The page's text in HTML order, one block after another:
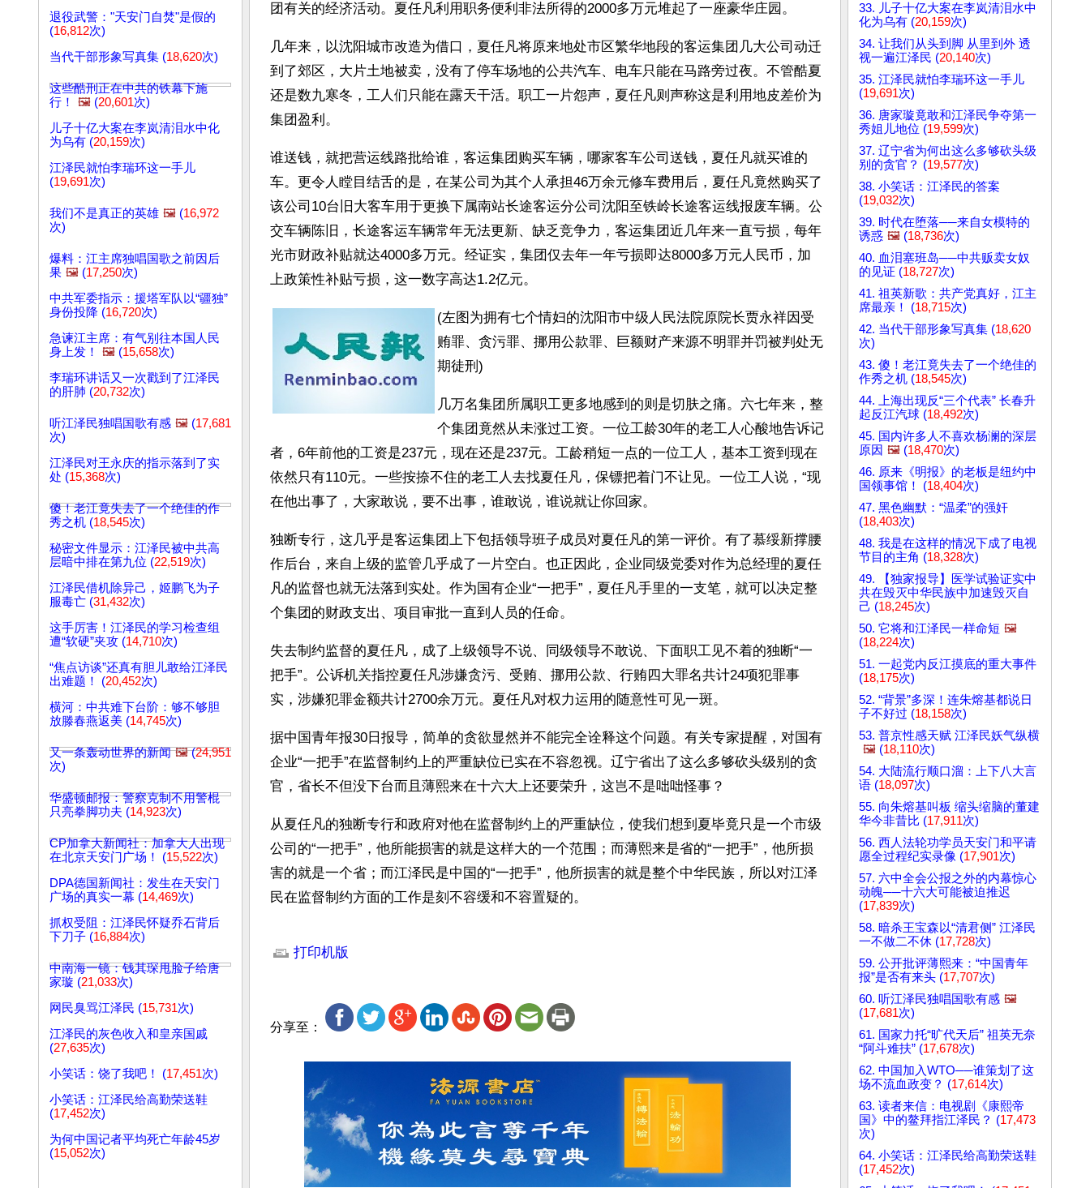
退役武警："天安门自焚"是假的
(16,812次)
当代干部形象写真集 (18,620次)
这些酷刑正在中共的铁幕下施
行！
🖼️ (20,601次)
儿子十亿大案在李岚清泪水中化
为乌有 (20,159次)
江泽民就怕李瑞环这一手儿
(19,691次)
我们不是真正的英雄 🖼️ (16,972
次)
爆料：江主席独唱国歌之前因后
果 🖼️ (17,250次)
中共军委指示：援塔军队以“疆独”
身份投降 (16,720次)
急谏江主席：有气别往本国人民
身上发！
🖼️ (15,658次)
李瑞环讲话又一次戳到了江泽民
的肝肺 (20,732次)
听江泽民独唱国歌有感 🖼️ (17,681
次)
江泽民对王永庆的指示落到了实
处 (15,368次)
傻！老江竟失去了一个绝佳的作
秀之机 (18,545次)
秘密文件显示：江泽民被中共高
层暗中排在第九位 (22,519次)
江泽民借机除异己，姬鹏飞为子
服毒亡 (31,432次)
这手厉害！江泽民的学习检查组
遭“软硬”夹攻 (14,710次)
“焦点访谈”还真有胆儿敢给江泽民
出难题！ (20,452次)
横河：中共难下台阶：够不够胆
放滕春燕返美 (14,745次)
又一条轰动世界的新闻 🖼️(24,951
次)
华盛顿邮报：警察克制不用警棍
只亮拳脚功夫 (14,923次)
CP加拿大新闻社：加拿大人出现
在北京天安门广场！ (15,522次)
DPA德国新闻社：发生在天安门
广场的真实一幕 (14,469次)
抓权受阻：江泽民怀疑乔石背后
下刀子 (16,884次)
中南海一镜：钱其琛甩脸子给唐
家璇 (21,033次)
网民臭骂江泽民 (15,731次)
江泽民的灰色收入和皇亲国戚
(27,635次)
小笑话：饶了我吧！ (17,451次)
小笑话：江泽民给高勤荣送鞋
(17,452次)
为何中国记者平均死亡年龄45岁
(15,052次)
团有关的经济活动。夏任凡利用职务便利非法所得的2000多万元堆起了一座豪华庄园。
几年来，以沈阳城市改造为借口，夏任凡将原来地处市区繁华地段的客运集团几大公司动迁
到了郊区，大片土地被卖，没有了停车场地的公共汽车、电车只能在马路旁过夜。不管酷夏
还是数九寒冬，工人们只能在露天干活。职工一片怨声，夏任凡则声称这是利用地皮差价为
集团盈利。
谁送钱，就把营运线路批给谁，客运集团购买车辆，哪家客车公司送钱，夏任凡就买谁的
车。更令人瞠目结舌的是，在某公司为其个人承担46万余元修车费用后，夏任凡竟然购买了
该公司10台旧大客车用于更换下属南站长途客运分公司沈阳至铁岭长途客运线报废车辆。公
交车辆陈旧，长途客运车辆常年无法更新、缺乏竞争力，客运集团近几年来一直亏损，每年
光市财政补贴就达4000多万元。经证实，集团仅去年一年亏损即达8000多万元人民币，加
上政策性补贴亏损，这一数字高达1.2亿元。
(左图为拥有七个情妇的沈阳市中级人民法院原院长贾永祥因受
贿罪、贪污罪、挪用公款罪、巨额财产来源不明罪并罚被判处无
期徒刑)
几万名集团所属职工更多地感到的则是切肤之痛。六七年来，整
个集团竟然从未涨过工资。一位工龄30年的老工人心酸地告诉记
者，6年前他的工资是237元，现在还是237元。工龄稍短一点的一位工人，基本工资到现在
依然只有110元。一些按捺不住的老工人去找夏任凡，保镖把着门不让见。一位工人说，“现
在他出事了，大家敢说，要不出事，谁敢说，谁说就让你回家。
独断专行，这几乎是客运集团上下包括领导班子成员对夏任凡的第一评价。有了慕绥新撑腰
作后台，来自上级的监管几乎成了一片空白。也正因此，企业同级党委对作为总经理的夏任
凡的监督也就无法落到实处。作为国有企业“一把手”，夏任凡手里的一支笔，就可以决定整
个集团的财政支出、项目审批一直到人员的任命。
失去制约监督的夏任凡，成了上级领导不说、同级领导不敢说、下面职工见不着的独断“一
把手”。公诉机关指控夏任凡涉嫌贪污、受贿、挪用公款、行贿四大罪名共计24项犯罪事
实，涉嫌犯罪金额共计2700余万元。夏任凡对权力运用的随意性可见一斑。
据中国青年报30日报导，简单的贪欲显然并不能完全诠释这个问题。有关专家提醒，对国有
企业“一把手”在监督制约上的严重缺位已实在不容忽视。辽宁省出了这么多够砍头级别的贪
官，省长不但没下台而且薄熙来在十六大上还要荣升，这岂不是咄咄怪事？
从夏任凡的独断专行和政府对他在监督制约上的严重缺位，使我们想到夏毕竟只是一个市级
公司的“一把手”，他所能损害的就是这样大的一个范围；而薄熙来是省的“一把手”，他所损
害的就是一个省；而江泽民是中国的“一把手”，他所损害的就是整个中华民族，所以对江泽
民在监督制约方面的工作是刻不容缓和不容置疑的。
打印机版
分享至：
33. 儿子十亿大案在李岚清泪水中
化为乌有 (20,159次)
34. 让我们从头到脚 从里到外 透
视一遍江泽民 (20,140次)
35. 江泽民就怕李瑞环这一手儿
(19,691次)
36. 唐家璇竟敢和江泽民争夺第一
秀姐儿地位 (19,599次)
37. 辽宁省为何出这么多够砍头级
别的贪官？ (19,577次)
38. 小笑话：江泽民的答案
(19,032次)
39. 时代在堕落──来自女模特的
诱惑 🖼️ (18,736次)
40. 血泪塞班岛──中共贩卖女奴
的见证 (18,727次)
41. 祖英新歌：共产党真好，江主
席最亲！ (18,715次)
42. 当代干部形象写真集 (18,620
次)
43. 傻！老江竟失去了一个绝佳的
作秀之机 (18,545次)
44. 上海出现反“三个代表” 长春升
起反江汽球 (18,492次)
45. 国内许多人不喜欢杨澜的深层
原因 🖼️ (18,470次)
46. 原来《明报》的老板是纽约中
国领事馆！ (18,404次)
47. 黑色幽默：“温柔”的强奸
(18,403次)
48. 我是在这样的情况下成了电视
节目的主角 (18,328次)
49. 【独家报导】医学试验证实中
共在毁灭中华民族中加速毁灭自
己 (18,245次)
50. 它将和江泽民一样命短 🖼️
(18,224次)
51. 一起党内反江摸底的重大事件
(18,175次)
52. “背景”多深！连朱熔基都说日
子不好过 (18,158次)
53. 普京性感天赋 江泽民妖气纵横
🖼️ (18,110次)
54. 大陆流行顺口溜：上下八大言
语 (18,097次)
55. 向朱熔基叫板 缩头缩脑的董建
华今非昔比 (17,911次)
56. 西人法轮功学员天安门和平请
愿全过程纪实录像 (17,901次)
57. 六中全会公报之外的内幕惊心
动魄──十六大可能被迫推迟
(17,839次)
58. 暗杀王宝森以“清君侧” 江泽民
一不做二不休 (17,728次)
59. 公开批评薄熙来：“中国青年
报”是否有来头 (17,707次)
60. 听江泽民独唱国歌有感 🖼️
(17,681次)
61. 国家力托“旷代天后” 祖英无奈
“阿斗难扶” (17,678次)
62. 中国加入WTO──谁策划了这
场不流血政变？ (17,614次)
63. 读者来信：电视剧《康熙帝
国》中的鳌拜指江泽民？ (17,473
次)
64. 小笑话：江泽民给高勤荣送鞋
(17,452次)